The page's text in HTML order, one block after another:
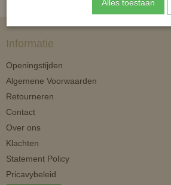
Informatie
Openingstijden
Algemene Voorwaarden
Retourneren
Contact
Over ons
Klachten
Statement Policy
Pricavybeleid
Alles toestaan